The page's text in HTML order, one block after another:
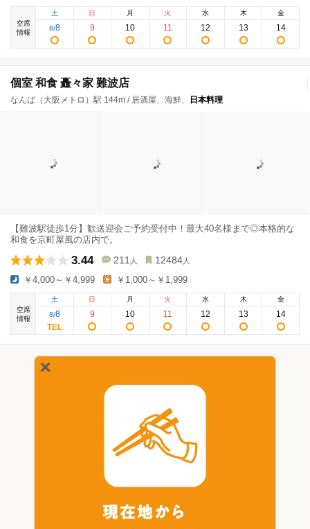
空席
情報
土
8/8
日
9
月
10
火
11
水
12
木
13
金
14
個室 和食 矗々家 難波店
なんば（大阪メトロ）駅 144m / 居酒屋、海鮮、 日本料理
【難波駅徒歩1分】歓送迎会ご予約受付中！最大40名様まで◎本格的な
和食を京町屋風の店内で。
3.44 211 人 12484 人
￥4,000～￥4,999 ￥1,000～￥1,999
空席
情報
土
8/8
日
9
月
10
火
11
水
12
木
13
金
14